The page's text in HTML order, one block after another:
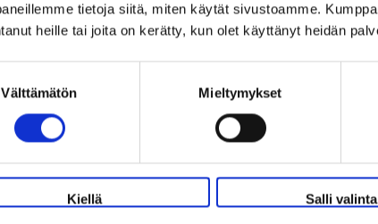
tietoja siitä, miten käytät sivustoamme.
heille tai joita on kerätty, kun olet käyttänyt heidän
Välttämätön Mieltymykset
Kiellä Salli valinta
Maksa 50% tänään!
Lisää suosikiksi
Bologna FC - Inter Milan
17 tai 18 lokakuuta
Stadio Renato Dall'Ara, Bologna